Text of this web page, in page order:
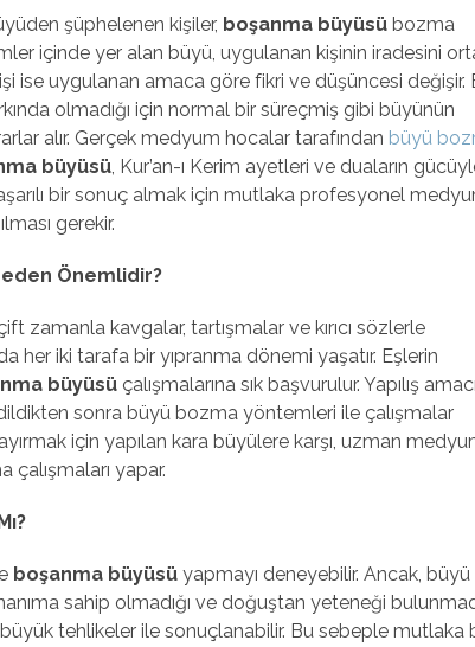
şüphelenen kişiler, boşanma büyüsü bozma
içinde yer alan büyü, uygulanan kişinin iradesini
ise uygulanan amaca göre fikri ve düşüncesi değişir.
olmadığı için normal bir süreçmiş gibi büyünün
alır. Gerçek medyum hocalar tarafından büyü
büyüsü, Kur’an-ı Kerim ayetleri ve duaların
bir sonuç almak için mutlaka profesyonel
gerekir.
Önemlidir?
zamanla kavgalar, tartışmalar ve kırıcı sözlerle
her iki tarafa bir yıpranma dönemi yaşatır. Eşlerin
büyüsü çalışmalarına sık başvurulur. Yapılış
sonra büyü bozma yöntemleri ile çalışmalar
için yapılan kara büyülere karşı, uzman
çalışmaları yapar.
boşanma büyüsü yapmayı deneyebilir. Ancak, büyü
sahip olmadığı ve doğuştan yeteneği
tehlikeler ile sonuçlanabilir. Bu sebeple mutlaka